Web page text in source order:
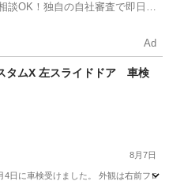
談OK！独自の自社審査で即日解
Ad
タムX 左スライドドア 車検
8月7日
日に車検受けました。 外観は右前フ